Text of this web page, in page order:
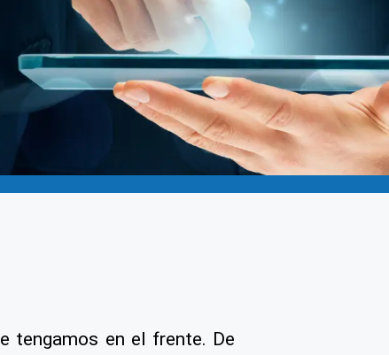
tengamos en el frente. De